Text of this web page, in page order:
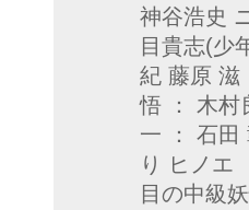
神谷浩史
目貴志(少
紀 藤原 滋
悟 ： 木村
一 ： 石田
り ヒノエ
目の中級